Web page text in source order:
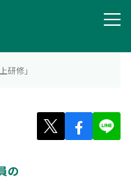
研修」
の